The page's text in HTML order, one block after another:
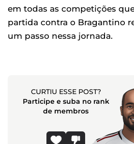
em todas as competições
partida contra o Bragantino
um passo nessa jornada.
CURTIU ESSE POST?
Participe e suba no rank
de membros